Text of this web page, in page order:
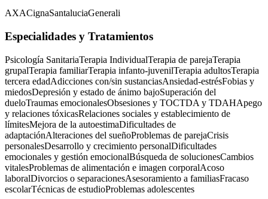
AXACignaSantaluciaGenerali
Especialidades y Tratamientos
Psicología SanitariaTerapia IndividualTerapia de parejaTerapia
grupalTerapia familiarTerapia infanto-juvenilTerapia adultosTerapia
tercera edadAdicciones con/sin sustanciasAnsiedad-estrésFobias y
miedosDepresión y estado de ánimo bajoSuperación del
dueloTraumas emocionalesObsesiones y TOCTDA y TDAHApego
y relaciones tóxicasRelaciones sociales y establecimiento de
límitesMejora de la autoestimaDificultades de
adaptaciónAlteraciones del sueñoProblemas de parejaCrisis
personalesDesarrollo y crecimiento personalDificultades
emocionales y gestión emocionalBúsqueda de solucionesCambios
vitalesProblemas de alimentación e imagen corporalAcoso
laboralDivorcios o separacionesAsesoramiento a familiasFracaso
escolarTécnicas de estudioProblemas adolescentes